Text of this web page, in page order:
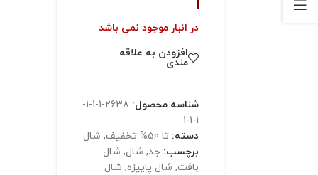
در انبار موجود نمی باشد
افزودن به علاقه
مندی
شناسه محصول:
2638-1-1-1-
1-1-1
دسته: تا 50% تخفیف , شال
برچسب: جد, شال, شال
بافت, شال پاییزه, شال